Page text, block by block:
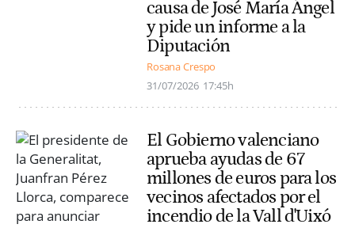
causa de José María Ángel
y pide un informe a la
Diputación
Rosana Crespo
31/07/2026 17:45h
El Gobierno valenciano
aprueba ayudas de 67
millones de euros para los
vecinos afectados por el
incendio de la Vall d'Uixó